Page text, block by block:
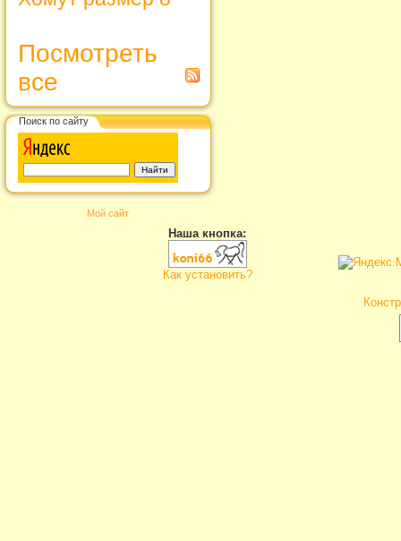
Посмотреть
все
Поиск по сайту
Мой сайт
Наша кнопка:
Как установить?